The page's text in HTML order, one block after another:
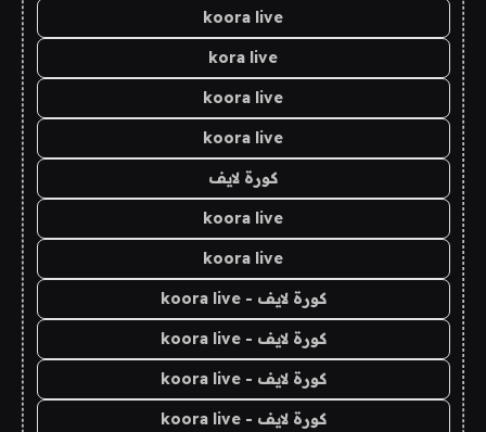
koora live
kora live
koora live
koora live
كورة لايف
koora live
koora live
كورة لايف - koora live
كورة لايف - koora live
كورة لايف - koora live
كورة لايف - koora live